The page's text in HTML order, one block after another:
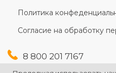
Политика
Согласие на обработку
8 800 201 7167
+7 (3852) 607-167